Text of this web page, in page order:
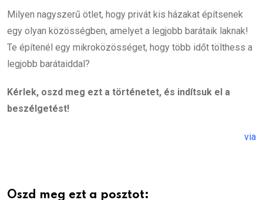
Milyen nagyszerű ötlet, hogy privát kis házakat építsenek
egy olyan közösségben, amelyet a legjobb barátaik laknak!
Te építenél egy mikroközösséget, hogy több időt tölthess a
legjobb barátaiddal?
Kérlek, oszd meg ezt a történetet, és indítsuk el a
beszélgetést!
via
Oszd meg ezt a posztot: